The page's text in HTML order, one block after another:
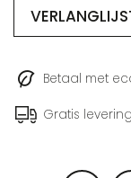
Betaal met
Gratis levering